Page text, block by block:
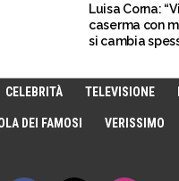
Luisa Corna:
caserma con
si cambia
CELEBRITÀ TELEVISIONE
DEI FAMOSI VERISSIMO